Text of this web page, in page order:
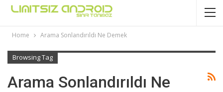
Home Arama Sonlandırıldı Ne Demek
Browsing Tag
Arama Sonlandırıldı Ne